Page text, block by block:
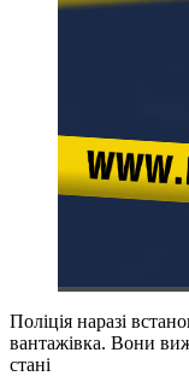
Поліція наразі
вантажівка. Вони
стані